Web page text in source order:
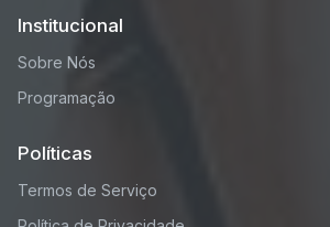
Institucional
Sobre Nós
Programação
Políticas
Termos de Serviço